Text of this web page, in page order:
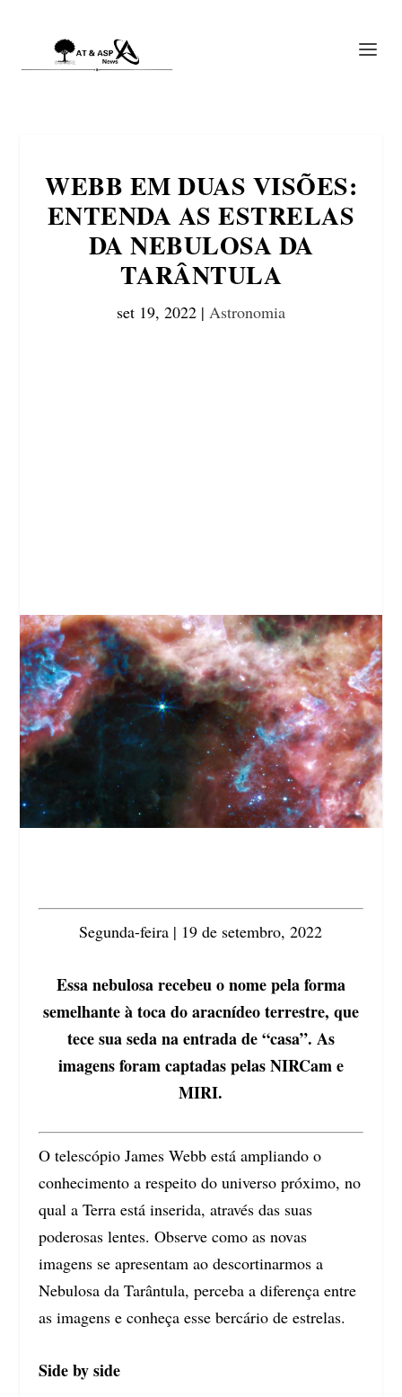
WEBB EM DUAS VISÕES:
ENTENDA AS ESTRELAS
DA NEBULOSA DA
TARÂNTULA
set 19, 2022 | Astronomia
Segunda-feira | 19 de setembro, 2022
Essa nebulosa recebeu o nome pela forma
semelhante à toca do aracnídeo terrestre, que
tece sua seda na entrada de “casa”. As
imagens foram captadas pelas NIRCam e
MIRI.
O telescópio James Webb está ampliando o
conhecimento a respeito do universo próximo, no
qual a Terra está inserida, através das suas
poderosas lentes. Observe como as novas
imagens se apresentam ao descortinarmos a
Nebulosa da Tarântula, perceba a diferença entre
as imagens e conheça esse bercário de estrelas.
Side by side